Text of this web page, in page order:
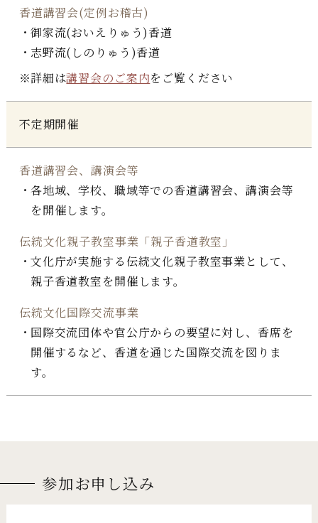
香道講習会(定例お稽古)
御家流(おいえりゅう)香道
志野流(しのりゅう)香道
詳細は講習会のご案内をご覧ください
不定期開催
香道講習会、講演会等
各地域、学校、職域等での香道講習会、講演会等
を開催します。
伝統文化親子教室事業「親子香道教室」
文化庁が実施する伝統文化親子教室事業として、
親子香道教室を開催します。
伝統文化国際交流事業
国際交流団体や官公庁からの要望に対し、香席を
開催するなど、香道を通じた国際交流を図りま
す。
参加お申し込み